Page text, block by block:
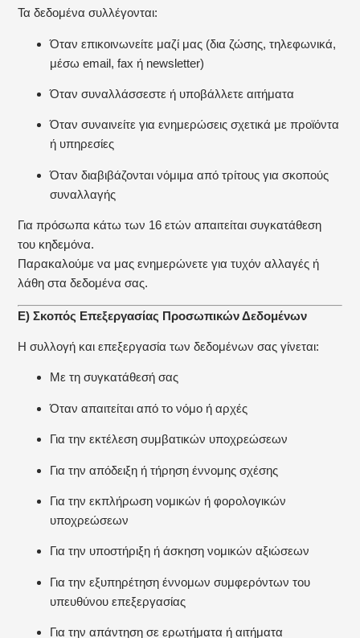
Τα δεδομένα συλλέγονται:
Όταν επικοινωνείτε μαζί μας (δια ζώσης, τηλεφωνικά,
μέσω email, fax ή newsletter)
Όταν συναλλάσσεστε ή υποβάλλετε αιτήματα
Όταν συναινείτε για ενημερώσεις σχετικά με προϊόντα
ή υπηρεσίες
Όταν διαβιβάζονται νόμιμα από τρίτους για σκοπούς
συναλλαγής
Για πρόσωπα κάτω των 16 ετών απαιτείται συγκατάθεση
του κηδεμόνα.
Παρακαλούμε να μας ενημερώνετε για τυχόν αλλαγές ή
λάθη στα δεδομένα σας.
Ε) Σκοπός Επεξεργασίας Προσωπικών Δεδομένων
Η συλλογή και επεξεργασία των δεδομένων σας γίνεται:
Με τη συγκατάθεσή σας
Όταν απαιτείται από το νόμο ή αρχές
Για την εκτέλεση συμβατικών υποχρεώσεων
Για την απόδειξη ή τήρηση έννομης σχέσης
Για την εκπλήρωση νομικών ή φορολογικών
υποχρεώσεων
Για την υποστήριξη ή άσκηση νομικών αξιώσεων
Για την εξυπηρέτηση έννομων συμφερόντων του
υπευθύνου επεξεργασίας
Για την απάντηση σε ερωτήματα ή αιτήματα